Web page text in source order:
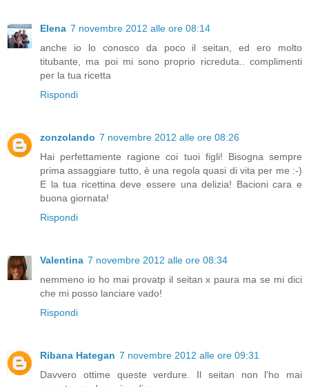
Elena 7 novembre 2012 alle ore 08:14
anche io lo conosco da poco il seitan, ed ero molto
titubante, ma poi mi sono proprio ricreduta.. complimenti
per la tua ricetta
Rispondi
zonzolando 7 novembre 2012 alle ore 08:26
Hai perfettamente ragione coi tuoi figli! Bisogna sempre
prima assaggiare tutto, è una regola quasi di vita per me :-)
E la tua ricettina deve essere una delizia! Bacioni cara e
buona giornata!
Rispondi
Valentina 7 novembre 2012 alle ore 08:34
nemmeno io ho mai provatp il seitan x paura ma se mi dici
che mi posso lanciare vado!
Rispondi
Ribana Hategan 7 novembre 2012 alle ore 09:31
Davvero ottime queste verdure. Il seitan non l'ho mai